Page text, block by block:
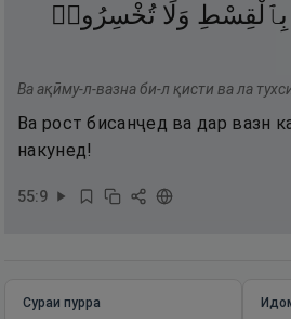
بِٱلْقِسْطِ وَلَا تُخْسِرُوا۟
Ва ақӣму-л-вазна би-л қисти ва ла
Ва рост бисанҷед ва дар вазн
накунед!
55:9
Сураи пурра